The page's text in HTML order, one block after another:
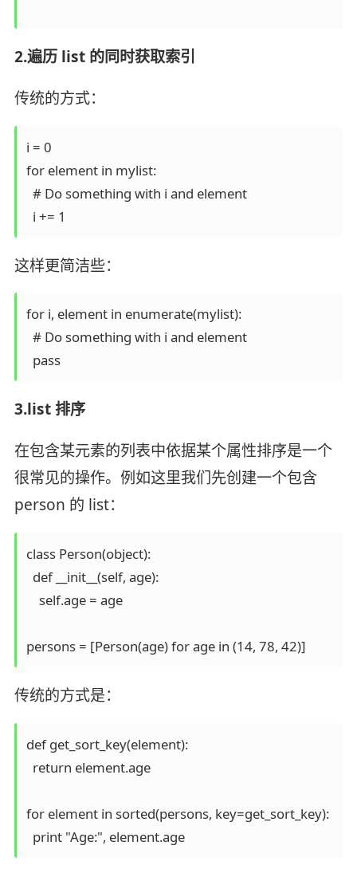
2.遍历 list 的同时获取索引
传统的方式：
i = 0
for element in mylist:
  # Do something with i and element
这样更简洁些：
for i, element in enumerate(mylist):
  # Do something with i and element
  pass
3.list 排序
在包含某元素的列表中依据某个属性排序是一个
很常见的操作。例如这里我们先创建一个包含
person 的 list：
class Person(object):
  def __init__(self, age):
    self.age = age
传统的方式是：
def get_sort_key(element):
  return element.age
for element in sorted(persons, key=get_sort_key):
  print "Age:", element.age